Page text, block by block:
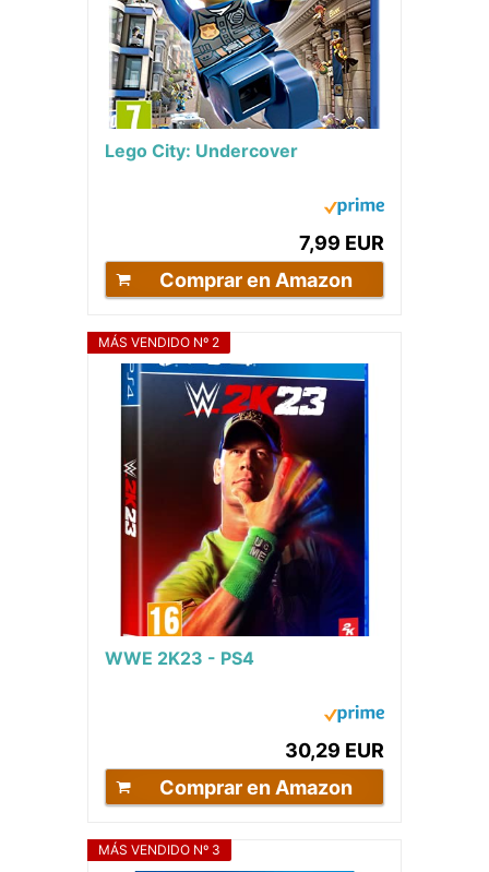
Lego City: Undercover
7,99 EUR
Comprar en Amazon
MÁS VENDIDO Nº 2
WWE 2K23 - PS4
30,29 EUR
Comprar en Amazon
MÁS VENDIDO Nº 3